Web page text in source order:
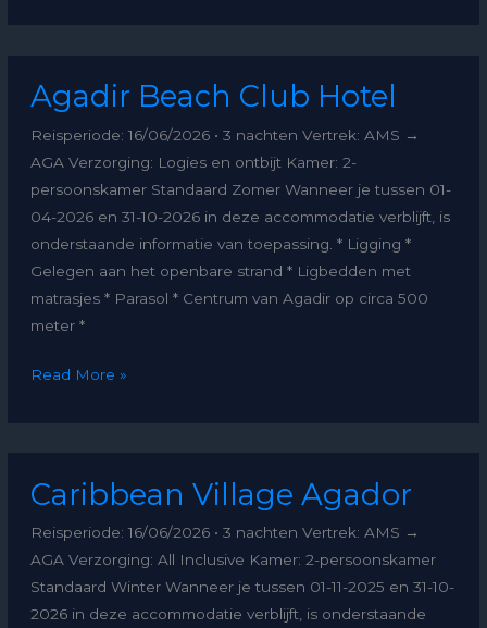
Agadir Beach Club Hotel
Reisperiode: 16/06/2026 • 3 nachten Vertrek: AMS →
AGA Verzorging: Logies en ontbijt Kamer: 2-
persoonskamer Standaard Zomer Wanneer je tussen 01-
04-2026 en 31-10-2026 in deze accommodatie verblijft, is
onderstaande informatie van toepassing. * Ligging *
Gelegen aan het openbare strand * Ligbedden met
matrasjes * Parasol * Centrum van Agadir op circa 500
meter *
Beach
Hotel
Read More »
Caribbean Village Agador
Reisperiode: 16/06/2026 • 3 nachten Vertrek: AMS →
AGA Verzorging: All Inclusive Kamer: 2-persoonskamer
Standaard Winter Wanneer je tussen 01-11-2025 en 31-10-
2026 in deze accommodatie verblijft, is onderstaande
Village